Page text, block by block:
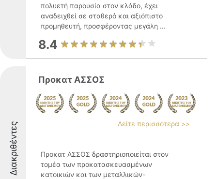
πολυετή παρουσία στον κλάδο, έχει
αναδειχθεί σε σταθερό και αξιόπιστο
προμηθευτή, προσφέροντας μεγάλη ...
8.4
Διακριθέντες
Προκατ ΑΣΣΟΣ
Δείτε περισσότερα >>
Προκατ ΑΣΣΟΣ δραστηριοποιείται στον
τομέα των προκατασκευασμένων
κατοικιών και των μεταλλικών-